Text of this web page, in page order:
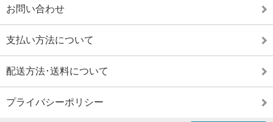
お問い合わせ
支払い方法について
配送方法･送料について
プライバシーポリシー